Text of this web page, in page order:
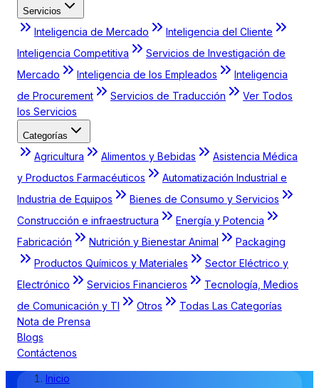
Servicios
Inteligencia de Mercado
Inteligencia del Cliente
Inteligencia Competitiva
Servicios de Investigación de
Mercado
Inteligencia de los Empleados
Inteligencia
de Procurement
Servicios de Traducción
Ver Todos
los Servicios
Categorías
Agricultura Alimentos y Bebidas
Asistencia Médica
y Productos Farmacéuticos
Automatización Industrial e
Industria de Equipos
Bienes de Consumo y Servicios
Construcción e infraestructura
Energía y Potencia
Fabricación
Nutrición y Bienestar Animal
Packaging
Productos Químicos y Materiales
Sector Eléctrico y
Electrónico
Servicios Financieros
Tecnología, Medios
de Comunicación y TI
Otros
Todas Las Categorías
Nota de Prensa
Blogs
Contáctenos
Inicio